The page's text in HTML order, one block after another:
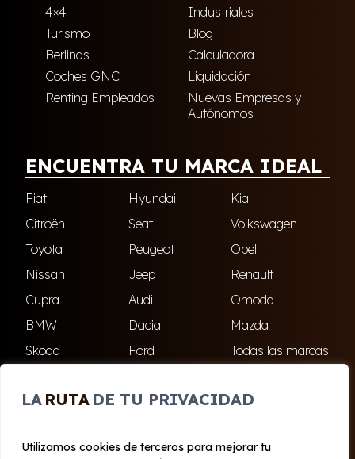
LA RUTA DE TU PRIVACIDAD
Utilizamos cookies de terceros para mejorar tu
4×4
Industriales
Turismo
Blog
Berlinas
Calculadora
Coches GNC
Liquidación
Renting Empleados
Nuevas Empresas y
Autónomos
ENCUENTRA TU MARCA IDEAL
Fiat Hyundai
Kia
Citroën
Seat
Volkswagen
Toyota
Peugeot
Opel
Nissan
Jeep
Renault
Cupra
Audi
Omoda
BMW
Dacia
Mazda
Skoda
Ford Todas las marcas
El Ejido Roquetas de Mar